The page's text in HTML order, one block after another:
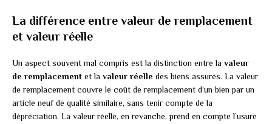
La différence entre valeur de remplacement
et valeur réelle
Un aspect souvent mal compris est la distinction entre la valeur
de remplacement et la valeur réelle des biens assurés. La valeur
de remplacement couvre le coût de remplacement d’un bien par un
article neuf de qualité similaire, sans tenir compte de la
dépréciation. La valeur réelle, en revanche, prend en compte l’usure